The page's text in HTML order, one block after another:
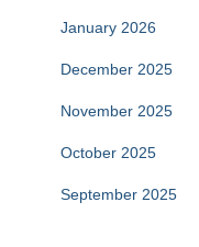
January 2026
December 2025
November 2025
October 2025
September 2025